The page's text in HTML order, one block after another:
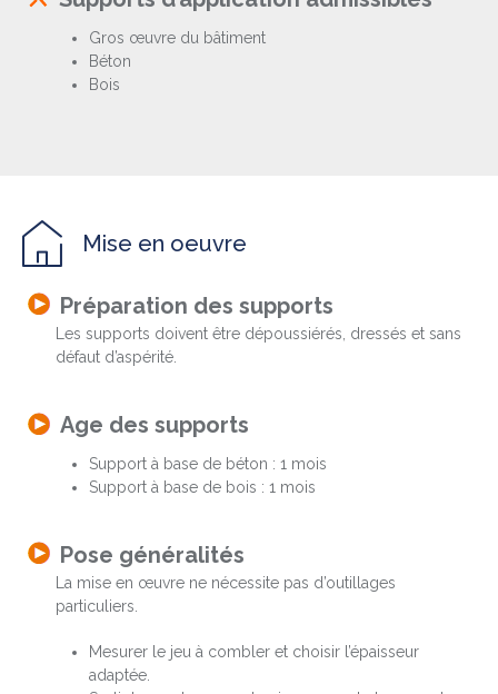
Gros œuvre du bâtiment
Béton
Bois
Mise en oeuvre
Préparation des supports
Les supports doivent être dépoussiérés, dressés et sans
défaut d’aspérité.
Age des supports
Support à base de béton : 1 mois
Support à base de bois : 1 mois
Pose généralités
La mise en œuvre ne nécessite pas d’outillages
particuliers.
Mesurer le jeu à combler et choisir l’épaisseur
adaptée.